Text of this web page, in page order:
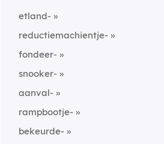
etland-
reductiemachientje-
fondeer-
snooker-
aanval-
rampbootje-
bekeurde-